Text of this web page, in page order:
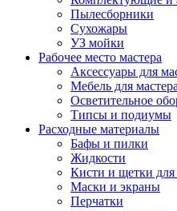
Пылесборники
Сухожары
УЗ мойки
Рабочее место мастера
Аксессуары для
Мебель для
Осветительное
Типсы и подиумы
Расходные материалы
Бафы и пилки
Жидкости
Кисти и щетки
Маски и экраны
Перчатки